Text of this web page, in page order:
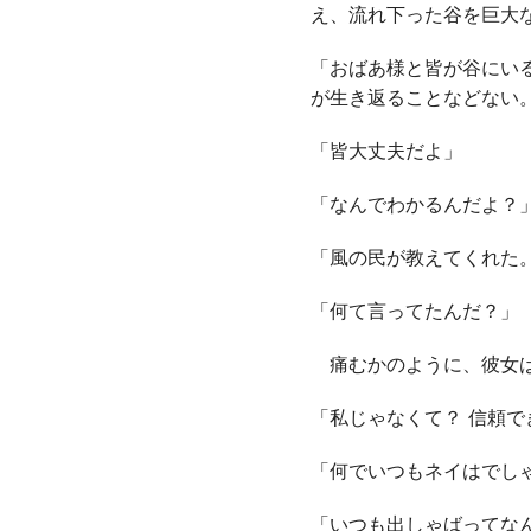
え、流れ下った谷を巨大
「おばあ様と皆が谷に
が生き返ることなどない。
「皆大丈夫だよ」
「なんでわかるんだよ？」
「風の民が教えてくれ
「何て言ってたんだ？」
痛むかのように、彼女
「私じゃなくて？ 信頼で
「何でいつもネイはでし
「いつも出しゃばってな